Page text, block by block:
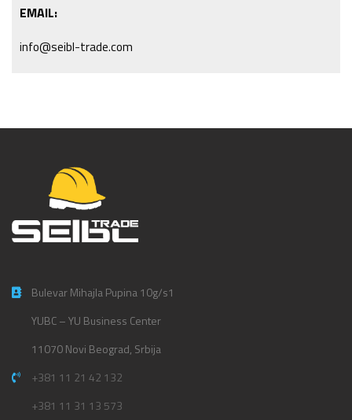
EMAIL:
info@seibl-trade.com
Bulevar Mihajla Pupina 10g/s1
YUBC – YU Business Center
11070 Novi Beograd, Srbija
+381 11 21 42 132
+381 11 31 13 573